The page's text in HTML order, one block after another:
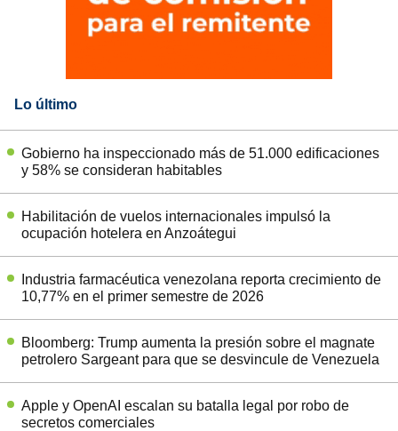
Lo último
Gobierno ha inspeccionado más de 51.000 edificaciones
y 58% se consideran habitables
Habilitación de vuelos internacionales impulsó la
ocupación hotelera en Anzoátegui
Industria farmacéutica venezolana reporta crecimiento de
10,77% en el primer semestre de 2026
Bloomberg: Trump aumenta la presión sobre el magnate
petrolero Sargeant para que se desvincule de Venezuela
Apple y OpenAI escalan su batalla legal por robo de
secretos comerciales